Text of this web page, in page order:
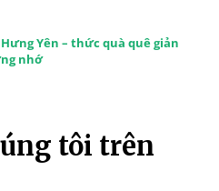
Yên – thức quà quê giản
nhớ
tôi trên